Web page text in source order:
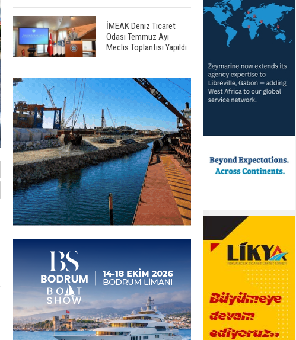
İMEAK Deniz Ticaret
Odası Temmuz Ayı
Meclis Toplantısı Yapıldı